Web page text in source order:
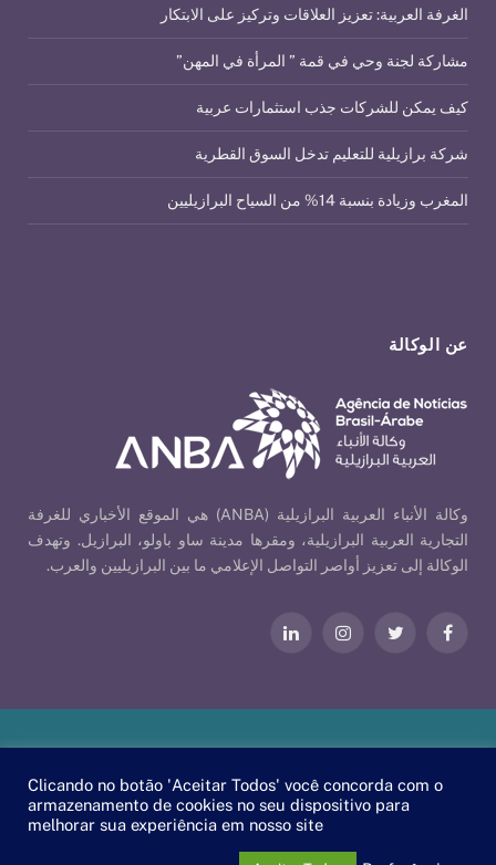
عن الوكالة
وكالة الأنباء العربية البرازيلية (ANBA) هي الموقع الأخباري للغرفة
التجارية العربية البرازيلية، ومقرها مدينة ساو باولو، البرازيل. وتهدف
الوكالة إلى تعزيز أواصر التواصل الإعلامي ما بين البرازيليين والعرب.
فيسبوكتويتر الانستغراملينكدإن
الغرفة العربية: تعزيز العلاقات وتركيز على الابتكار
مشاركة لجنة وحي في قمة ” المرأة في المهن”
كيف يمكن للشركات جذب استثمارات عربية
شركة برازيلية للتعليم تدخل السوق القطرية
المغرب وزيادة بنسبة 14% من السياح البرازيليين
EscaEsco
.
Clicando no botão 'Aceitar Todos' você concorda com o
armazenamento de cookies no seu dispositivo para
melhorar sua experiência em nosso site